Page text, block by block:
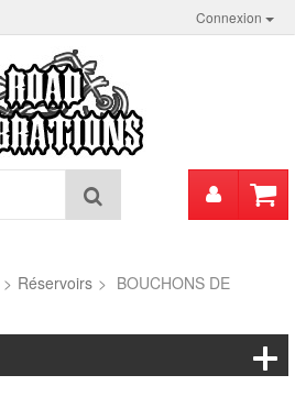
Connexion
Mon
> Réservoirs > BOUCHONS DE